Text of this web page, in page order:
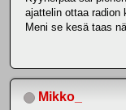
ajattelin ottaa radion
Meni se kesä taas
Mikko_